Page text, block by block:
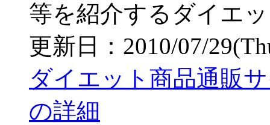
等を紹介するダイエ
更新日：2010/07/
ダイエット商品通販
の詳細